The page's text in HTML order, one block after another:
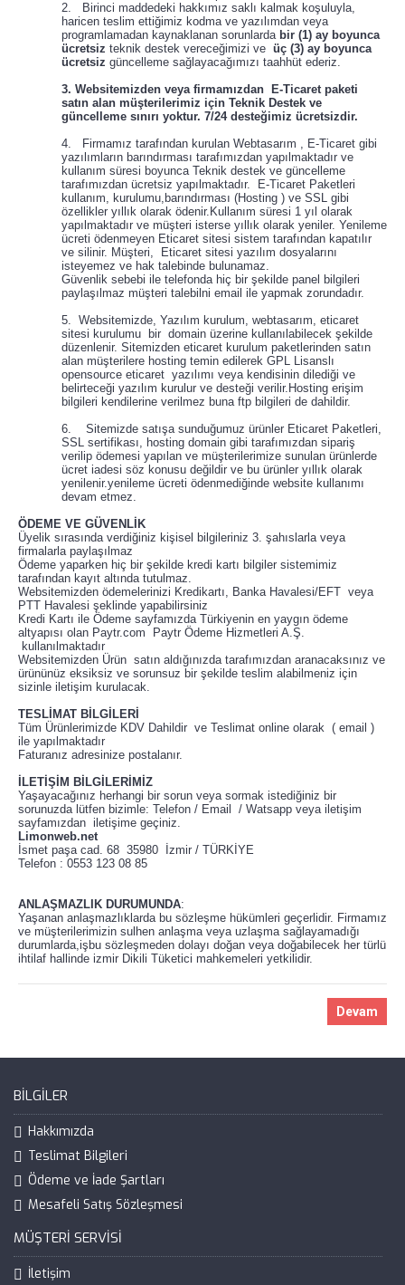
2. Birinci maddedeki hakkımız saklı kalmak koşuluyla,
haricen teslim ettiğimiz kodma ve yazılımdan veya
programlamadan kaynaklanan sorunlardabir (1) ay boyunca
ücretsiz teknik destek vereceğimizi ve üç (3) ay boyunca
ücretsiz güncelleme sağlayacağımızı taahhüt ederiz.
3. Websitemizden veya firmamızdan E-Ticaret paketi
satın alan müşterilerimiz için Teknik Destek ve
güncelleme sınırı yoktur. 7/24 desteğimiz ücretsizdir.
4. Firmamız tarafından kurulan Webtasarım , E-Ticaret gibi
yazılımların barındırması tarafımızdan yapılmaktadır ve
kullanım süresi boyunca Teknik destek ve güncelleme
tarafımızdan ücretsiz yapılmaktadır. E-Ticaret Paketleri
kullanım, kurulumu,barındırması (Hosting ) ve SSL gibi
özellikler yıllık olarak ödenir.Kullanım süresi 1 yıl olarak
yapılmaktadır ve müşteri isterse yıllık olarak yeniler. Yenileme
ücreti ödenmeyen Eticaret sitesi sistem tarafından kapatılır
ve silinir. Müşteri, Eticaret sitesi yazılım dosyalarını
isteyemez ve hak talebinde bulunamaz.
Güvenlik sebebi ile telefonda hiç bir şekilde panel bilgileri
paylaşılmaz müşteri talebilni email ile yapmak zorundadır.
5. Websitemizde, Yazılım kurulum, webtasarım, eticaret
sitesi kurulumu bir domain üzerine kullanılabilecek şekilde
düzenlenir. Sitemizden eticaret kurulum paketlerinden satın
alan müşterilere hosting temin edilerek GPL Lisanslı
opensource eticaret yazılımı veya kendisinin dilediği ve
belirteceği yazılım kurulur ve desteği verilir.Hosting erişim
bilgileri kendilerine verilmez buna ftp bilgileri de dahildir.
6. Sitemizde satışa sunduğumuz ürünler Eticaret Paketleri,
SSL sertifikası, hosting domain gibi tarafımızdan sipariş
verilip ödemesi yapılan ve müşterilerimize sunulan ürünlerde
ücret iadesi söz konusu değildir ve bu ürünler yıllık olarak
yenilenir.yenileme ücreti ödenmediğinde website kullanımı
devam etmez.
ÖDEME VE GÜVENLİK
Üyelik sırasında verdiğiniz kişisel bilgileriniz 3. şahıslarla veya
firmalarla paylaşılmaz
Ödeme yaparken hiç bir şekilde kredi kartı bilgiler sistemimiz
tarafından kayıt altında tutulmaz.
Websitemizden ödemelerinizi Kredikartı, Banka Havalesi/EFT veya
PTT Havalesi şeklinde yapabilirsiniz
Kredi Kartı ile Ödeme sayfamızda Türkiyenin en yaygın ödeme
altyapısı olan Paytr.com Paytr Ödeme Hizmetleri A.Ş.
kullanılmaktadır
Websitemizden Ürün satın aldığınızda tarafımızdan aranacaksınız ve
ürününüz eksiksiz ve sorunsuz bir şekilde teslim alabilmeniz için
sizinle iletişim kurulacak.
TESLİMAT BİLGİLERİ
Tüm Ürünlerimizde KDV Dahildir ve Teslimat online olarak ( email )
ile yapılmaktadır
Faturanız adresinize postalanır.
İLETİŞİM BİLGİLERİMİZ
Yaşayacağınız herhangi bir sorun veya sormak istediğiniz bir
sorunuzda lütfen bizimle: Telefon / Email / Watsapp veya iletişim
sayfamızdan iletişime geçiniz.
Limonweb.net
İsmet paşa cad. 68 35980 İzmir / TÜRKİYE
Telefon : 0553 123 08 85
ANLAŞMAZLIK DURUMUNDA:
Yaşanan anlaşmazlıklarda bu sözleşme hükümleri geçerlidir. Firmamız
ve müşterilerimizin sulhen anlaşma veya uzlaşma sağlayamadığı
durumlarda,işbu sözleşmeden dolayı doğan veya doğabilecek her türlü
ihtilaf hallinde izmir Dikili Tüketici mahkemeleri yetkilidir.
Devam
BILGILER
Hakkımızda
Teslimat Bilgileri
Ödeme ve İade Şartları
Mesafeli Satış Sözleşmesi
MÜŞTERI SERVISI
İletişim